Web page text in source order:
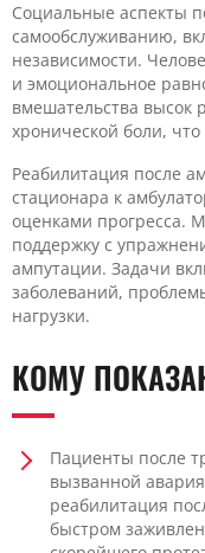
Социальные аспекты
самообслуживанию,
независимости.
и эмоциональное
вмешательства высок
хронической боли,
Реабилитация после
стационара к
оценками прогресса.
поддержку с
ампутации. Задачи
заболеваний,
нагрузки.
КОМУ
Пациенты после
вызванной
реабилитация
быстром